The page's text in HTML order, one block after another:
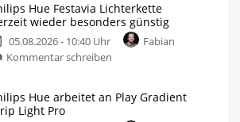
Hue Festavia Lichterkette
wieder besonders günstig
05.08.2026 - 10:40 Uhr
Fabian
Kommentar schreiben
Hue arbeitet an Play Gradient
Light Pro